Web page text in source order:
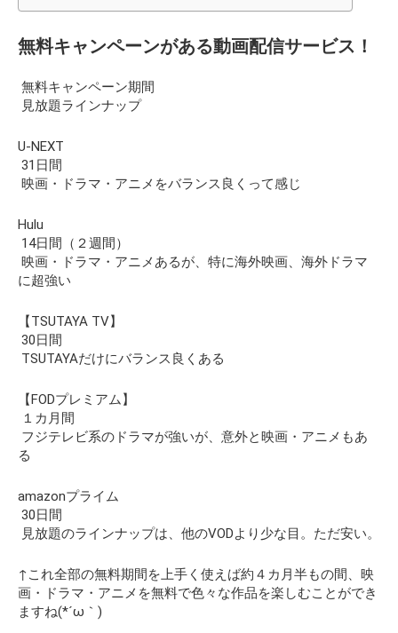
無料キャンペーンがある動画配信サービス！
無料キャンペーン期間
見放題ラインナップ
U-NEXT
31日間
映画・ドラマ・アニメをバランス良くって感じ
Hulu
14日間（２週間）
映画・ドラマ・アニメあるが、特に海外映画、海外ドラマ
に超強い
【TSUTAYA TV】
30日間
TSUTAYAだけにバランス良くある
【FODプレミアム】
１カ月間
フジテレビ系のドラマが強いが、意外と映画・アニメもあ
る
amazonプライム
30日間
見放題のラインナップは、他のVODより少な目。ただ安い。
↑これ全部の無料期間を上手く使えば約４カ月半もの間、映
画・ドラマ・アニメを無料で色々な作品を楽しむことができ
ますね(*´ω｀)